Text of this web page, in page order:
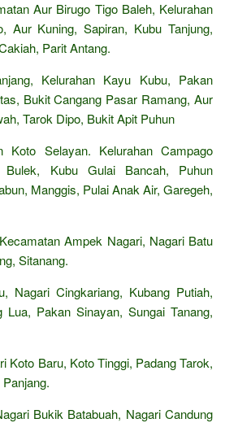
Aur Birugo Tigo Baleh, Kelurahan
Aur Kuning, Sapiran, Kubu Tanjung,
Parit Antang.
Kelurahan Kayu Kubu, Pakan
Bukit Cangang Pasar Ramang, Aur
Tarok Dipo, Bukit Apit Puhun
Koto Selayan. Kelurahan Campago
Bulek, Kubu Gulai Bancah, Puhun
Manggis, Pulai Anak Air, Garegeh,
Ampek Nagari, Nagari Batu
Sitanang.
Nagari Cingkariang, Kubang Putiah,
Lua, Pakan Sinayan, Sungai Tanang,
Koto Baru, Koto Tinggi, Padang Tarok,
Bukik Batabuah, Nagari Candung